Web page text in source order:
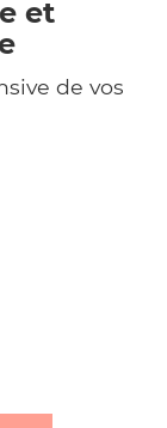
et
de vos